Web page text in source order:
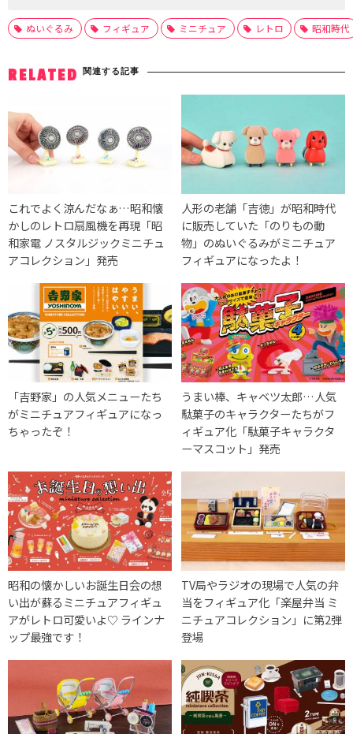
ぬいぐるみ フィギュア ミニチュア レトロ 昭和時代
RELATED 関連する記事
これでよく涼んだなぁ…昭和懐
かしのレトロ扇風機を再現「昭
和家電 ノスタルジックミニチュ
アコレクション」発売
人形の老舗「吉徳」が昭和時代
に販売していた「のりもの動
物」のぬいぐるみがミニチュア
フィギュアになったよ！
「吉野家​」の人気メニューたち
がミニチュアフィギュアになっ
ちゃったぞ！
うまい棒、キャベツ太郎…人気
駄菓子のキャラクターたちがフ
ィギュア化「駄菓子キャラクタ
ーマスコット」発売
昭和の懐かしいお誕生日会の想
い出が蘇るミニチュアフィギュ
アがレトロ可愛いよ♡ ラインナ
ップ最強です！
TV局やラジオの現場で人気の弁
当をフィギュア化「楽屋弁当 ミ
ニチュアコレクション」に第2弾
登場